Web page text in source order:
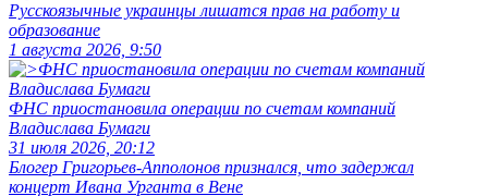
Русскоязычные украинцы лишатся прав на работу и
образование
1 августа 2026, 9:50
ФНС приостановила операции по счетам компаний
Владислава Бумаги
31 июля 2026, 20:12
Блогер Григорьев-Апполонов признался, что задержал
концерт Ивана Урганта в Вене